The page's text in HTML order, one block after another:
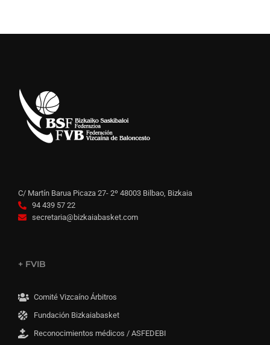
C/ Martín Barua Picaza 27- 2º 48003 Bilbao, Bizkaia
94 439 57 22
secretaria@bizkaiabasket.com
+ FVIB
Comité Vizcaíno Árbitros
Fundación Bizkaiabasket
Reconocimientos médicos / ASFEDEBI